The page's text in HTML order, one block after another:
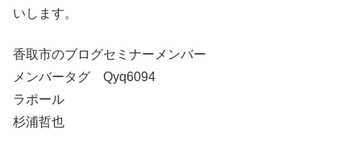
いします。
香取市のブログセミナーメンバー
メンバータグ Qyq6094
ラポール
杉浦哲也